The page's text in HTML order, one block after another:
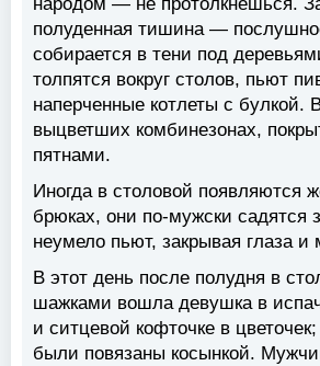
полуденная тишина —
собирается в тени под
толпятся вокруг столов, пьют
наперченные котлеты с булкой.
выцветших комбинезонах,
пятнами.
Иногда в столовой появляются
брюках, они по-мужски садятся
неумело пьют, закрывая глаза
В этот день после полудня в
шажками вошла девушка в
и ситцевой кофточке в
были повязаны косынкой.